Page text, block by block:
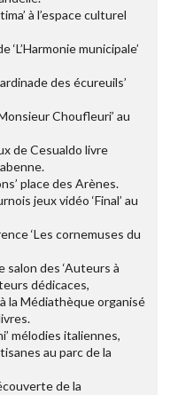
à l’espace culturel
municipale’
des écureuils’
Choufleuri’ au
de Cesualdo livre
place des Arènes.
jeux vidéo ‘Final’ au
‘Les cornemuses du
salon des ‘Auteurs à
dédicaces,
la Médiathèque organisé
mélodies italiennes,
au parc de la
de la